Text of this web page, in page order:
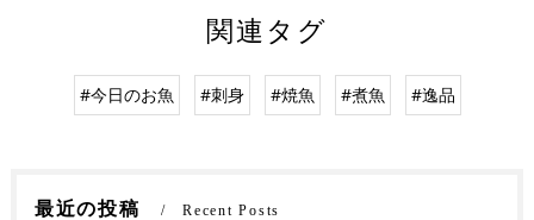
関連タグ
#今日のお魚 #刺身 #焼魚 #煮魚 #逸品
最近の投稿 Recent Posts